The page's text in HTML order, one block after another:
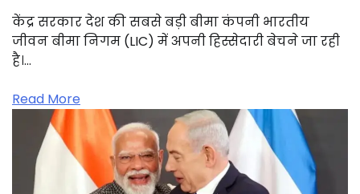
केंद्र सरकार देश की सबसे बड़ी बीमा कंपनी भारतीय
जीवन बीमा निगम (LIC) में अपनी हिस्सेदारी बेचने जा रही
है।…
Read More